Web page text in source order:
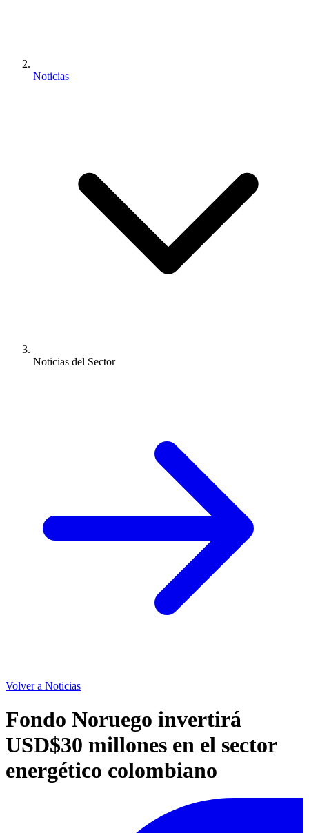
Noticias
Noticias del Sector
Volver a Noticias
Fondo Noruego invertirá
USD$30 millones en el sector
energético colombiano